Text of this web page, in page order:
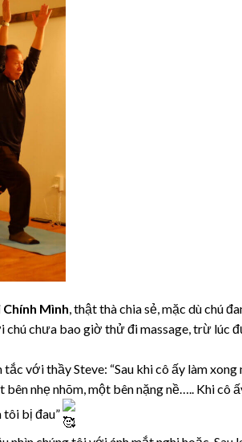
Mình, thật thà chia sẻ, mặc dù chú
chưa bao giờ thử đi massage, trừ lúc
với thầy Steve: “Sau khi cô ấy làm xong
nhẹ nhõm, một bên nặng nề….. Khi cô
bị đau”